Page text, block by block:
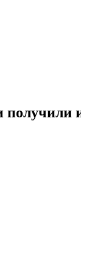
получили